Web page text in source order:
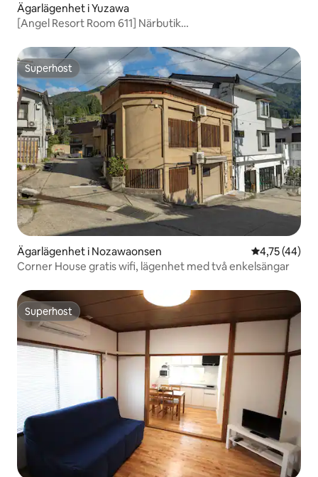
Ägarlägenhet i Yuzawa
[Angel Resort Room 611] Närbutik
Superhost
Superhost
Ägarlägenhet i Nozawaonsen 4,75 av 5 i
4,75 (44)
Corner House gratis wifi, lägenhet med två enkelsängar
Superhost
Superhost